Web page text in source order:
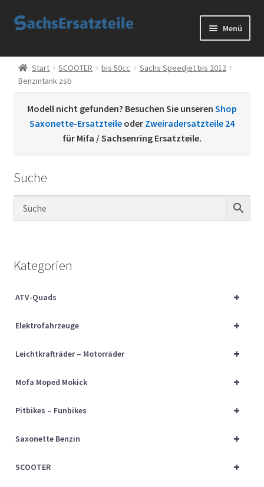
Zur
Zum
Menü
Start
AGB
Datenschutzerklärung
Kontakt
Sachs Ersatzteile
Über uns
Start SCOOTER bis 50cc
Sachs Speedjet bis 2012
Benzintank zsb
Modell nicht gefunden? Besuchen Sie unseren Shop
Saxonette-Ersatzteile oder Zweiradersatzteile 24
für Mifa / Sachsenring Ersatzteile.
Suche
Kategorien
+
ATV-Quads
+
Elektrofahrzeuge
+
Leichtkrafträder – Motorräder
+
Mofa Moped Mokick
+
Pitbikes – Funbikes
+
Saxonette Benzin
+
SCOOTER